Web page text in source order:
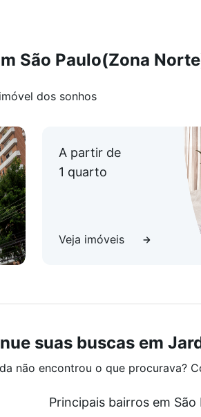
São Paulo(Zona
dos sonhos
A partir de
1 quarto
Veja imóveis
suas buscas em
não encontrou o que procurava?
Principais bairros em São